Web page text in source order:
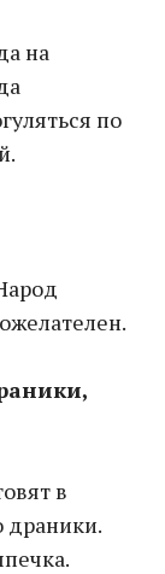
на
по
в
драники.